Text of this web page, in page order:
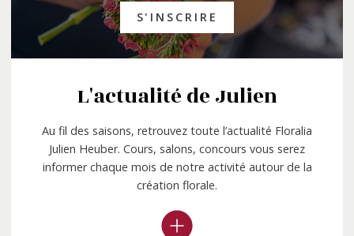
S'INSCRIRE
L'actualité de Julien
Au fil des saisons, retrouvez toute l’actualité Floralia
Julien Heuber. Cours, salons, concours vous serez
informer chaque mois de notre activité autour de la
création florale.